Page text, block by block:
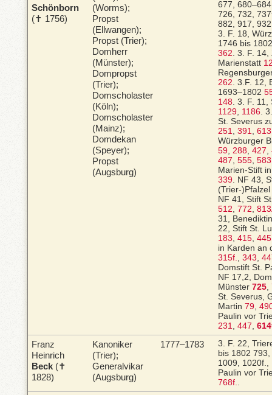
Schönborn
(✝ 1756)
(Worms);
Propst
(Ellwangen);
Propst (Trier);
Domherr
(Münster);
Dompropst
(Trier);
Domscholaster
(Köln);
Domscholaster
(Mainz);
Domdekan
(Speyer);
Propst
(Augsburg)
677,
726, 732,
882, 917,
3. F. 18,
1746 bis
362. 3. F. 14,
Marienstatt
262. 3.F. 12,
1693–1802
148. 3. F. 11,
1129, 1186.
St. Severus
251, 391, 613
Würzburger
59, 288, 427,
487, 555, 583
Marien-Stift
339. NF 43,
(Trier-)Pfalzel
NF 41, Stift
512, 772,
31,
22, Stift St.
183, 415, 445
in Karden an
315f., 343,
Domstift St.
NF 17,2,
Münster 725,
St. Severus,
Martin 79,
Paulin vor
231, 447,
Franz
Heinrich
Beck (✝
1828)
Kanoniker
(Trier);
Generalvikar
(Augsburg)
1777–1783
3. F. 22,
bis 1802 793,
1009,
Paulin vor
768f..